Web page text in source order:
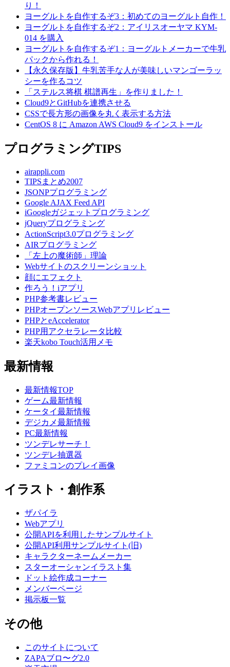
り！
ヨーグルトを自作するぞ3：初めてのヨーグルト自作！
ヨーグルトを自作するぞ2：アイリスオーヤマ KYM-
014 を購入
ヨーグルトを自作するぞ1：ヨーグルトメーカーで牛乳
パックから作れる！
【永久保存版】牛乳苦手な人が美味しいマンゴーラッ
シーを作るコツ
「ステルス将棋 棋譜再生」を作りました！
Cloud9とGitHubを連携させる
CSSで長方形の画像を丸く表示する方法
CentOS 8 に Amazon AWS Cloud9 をインストール
プログラミングTIPS
airappli.com
TIPSまとめ2007
JSONPプログラミング
Google AJAX Feed API
iGoogleガジェットプログラミング
jQueryプログラミング
ActionScript3.0プログラミング
AIRプログラミング
「左上の魔術師」理論
Webサイトのスクリーンショット
顔にエフェクト
作ろう！iアプリ
PHP参考書レビュー
PHPオープンソースWebアプリレビュー
PHPとeAccelerator
PHP用アクセラレータ比較
楽天kobo Touch活用メモ
最新情報
最新情報TOP
ゲーム最新情報
ケータイ最新情報
デジカメ最新情報
PC最新情報
ツンデレサーチ！
ツンデレ抽選器
ファミコンのプレイ画像
イラスト・創作系
ザパイラ
Webアプリ
公開APIを利用したサンプルサイト
公開API利用サンプルサイト(旧)
キャラクターネームメーカー
スターオーシャンイラスト集
ドット絵作成コーナー
メンバーページ
掲示板一覧
その他
このサイトについて
ZAPAブロ〜グ2.0